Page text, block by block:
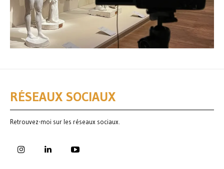
RÉSEAUX SOCIAUX
Retrouvez-moi sur les réseaux sociaux.